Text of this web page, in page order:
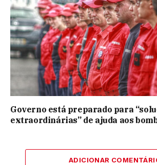
Governo está preparado para
extraordinárias” de ajuda aos
ADICIONAR